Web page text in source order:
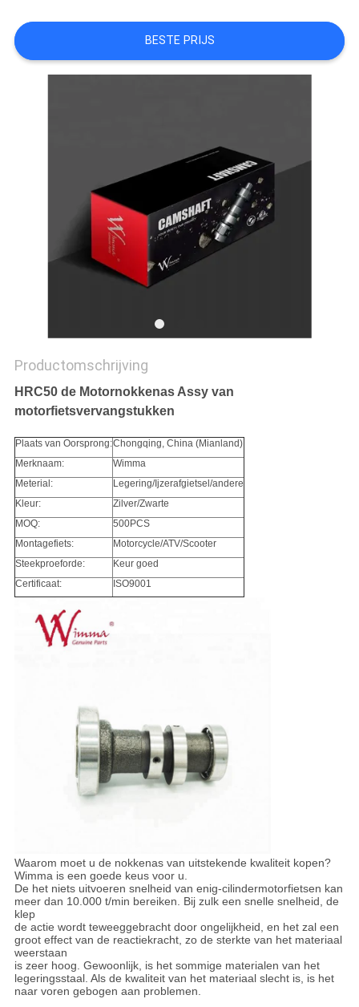
PRIVACYBELEIDBESTE PRIJS
Productomschrijving
HRC50 de Motornokkenas Assy van
motorfietsvervangstukken
Plaats van Oorsprong:Chongqing, China (Mianland)
Merknaam:
Wimma
Meterial:
Legering/Ijzerafgietsel/andere
Kleur:
Zilver/Zwarte
MOQ:
500PCS
Montagefiets:
Motorcycle/ATV/Scooter
Steekproeforde:
Keur goed
Certificaat:
ISO9001
Waarom moet u de nokkenas van uitstekende kwaliteit kopen?
Wimma is een goede keus voor u.
De het niets uitvoeren snelheid van enig-cilindermotorfietsen kan
meer dan 10.000 t/min bereiken. Bij zulk een snelle snelheid, de
klep
de actie wordt teweeggebracht door ongelijkheid, en het zal een
groot effect van de reactiekracht, zo de sterkte van het materiaal
weerstaan
is zeer hoog. Gewoonlijk, is het sommige materialen van het
legeringsstaal. Als de kwaliteit van het materiaal slecht is, is het
naar voren gebogen aan problemen.